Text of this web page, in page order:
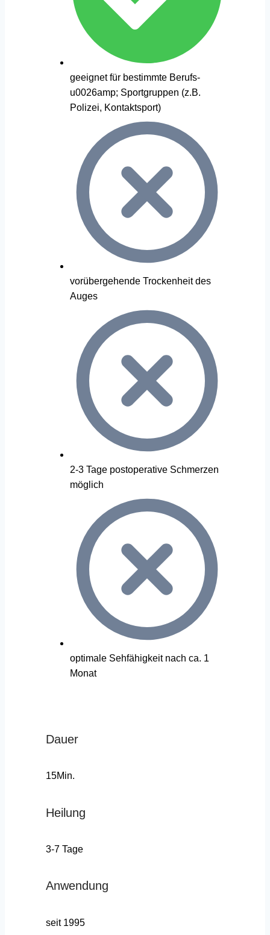
geeignet für bestimmte Berufs-
u0026amp; Sportgruppen (z.B.
Polizei, Kontaktsport)
vorübergehende Trockenheit des
Auges
2-3 Tage postoperative Schmerzen
möglich
optimale Sehfähigkeit nach ca. 1
Monat
Dauer
15Min.
Heilung
3-7 Tage
Anwendung
seit 1995